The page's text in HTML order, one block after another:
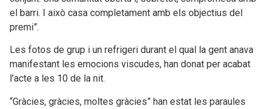
el barri. I això casa completament amb els objectius del
premi”.
Les fotos de grup i un refrigeri durant el qual la gent anava
manifestant les emocions viscudes, han donat per acabat
l’acte a les 10 de la nit.
“Gràcies, gràcies, moltes gràcies” han estat les paraules